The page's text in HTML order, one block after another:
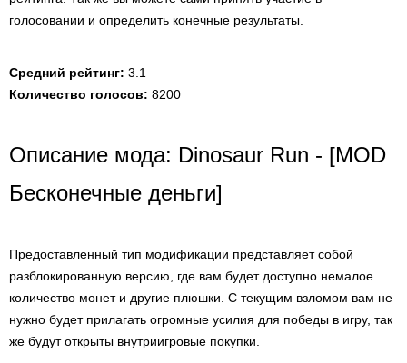
голосовании и определить конечные результаты.
Средний рейтинг: 3.1
Количество голосов: 8200
Описание мода: Dinosaur Run - [MOD
Бесконечные деньги]
Предоставленный тип модификации представляет собой
разблокированную версию, где вам будет доступно немалое
количество монет и другие плюшки. С текущим взломом вам не
нужно будет прилагать огромные усилия для победы в игру, так
же будут открыты внутриигровые покупки.